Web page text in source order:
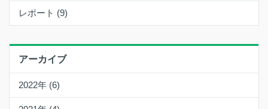
レポート (9)
アーカイブ
2022年 (6)